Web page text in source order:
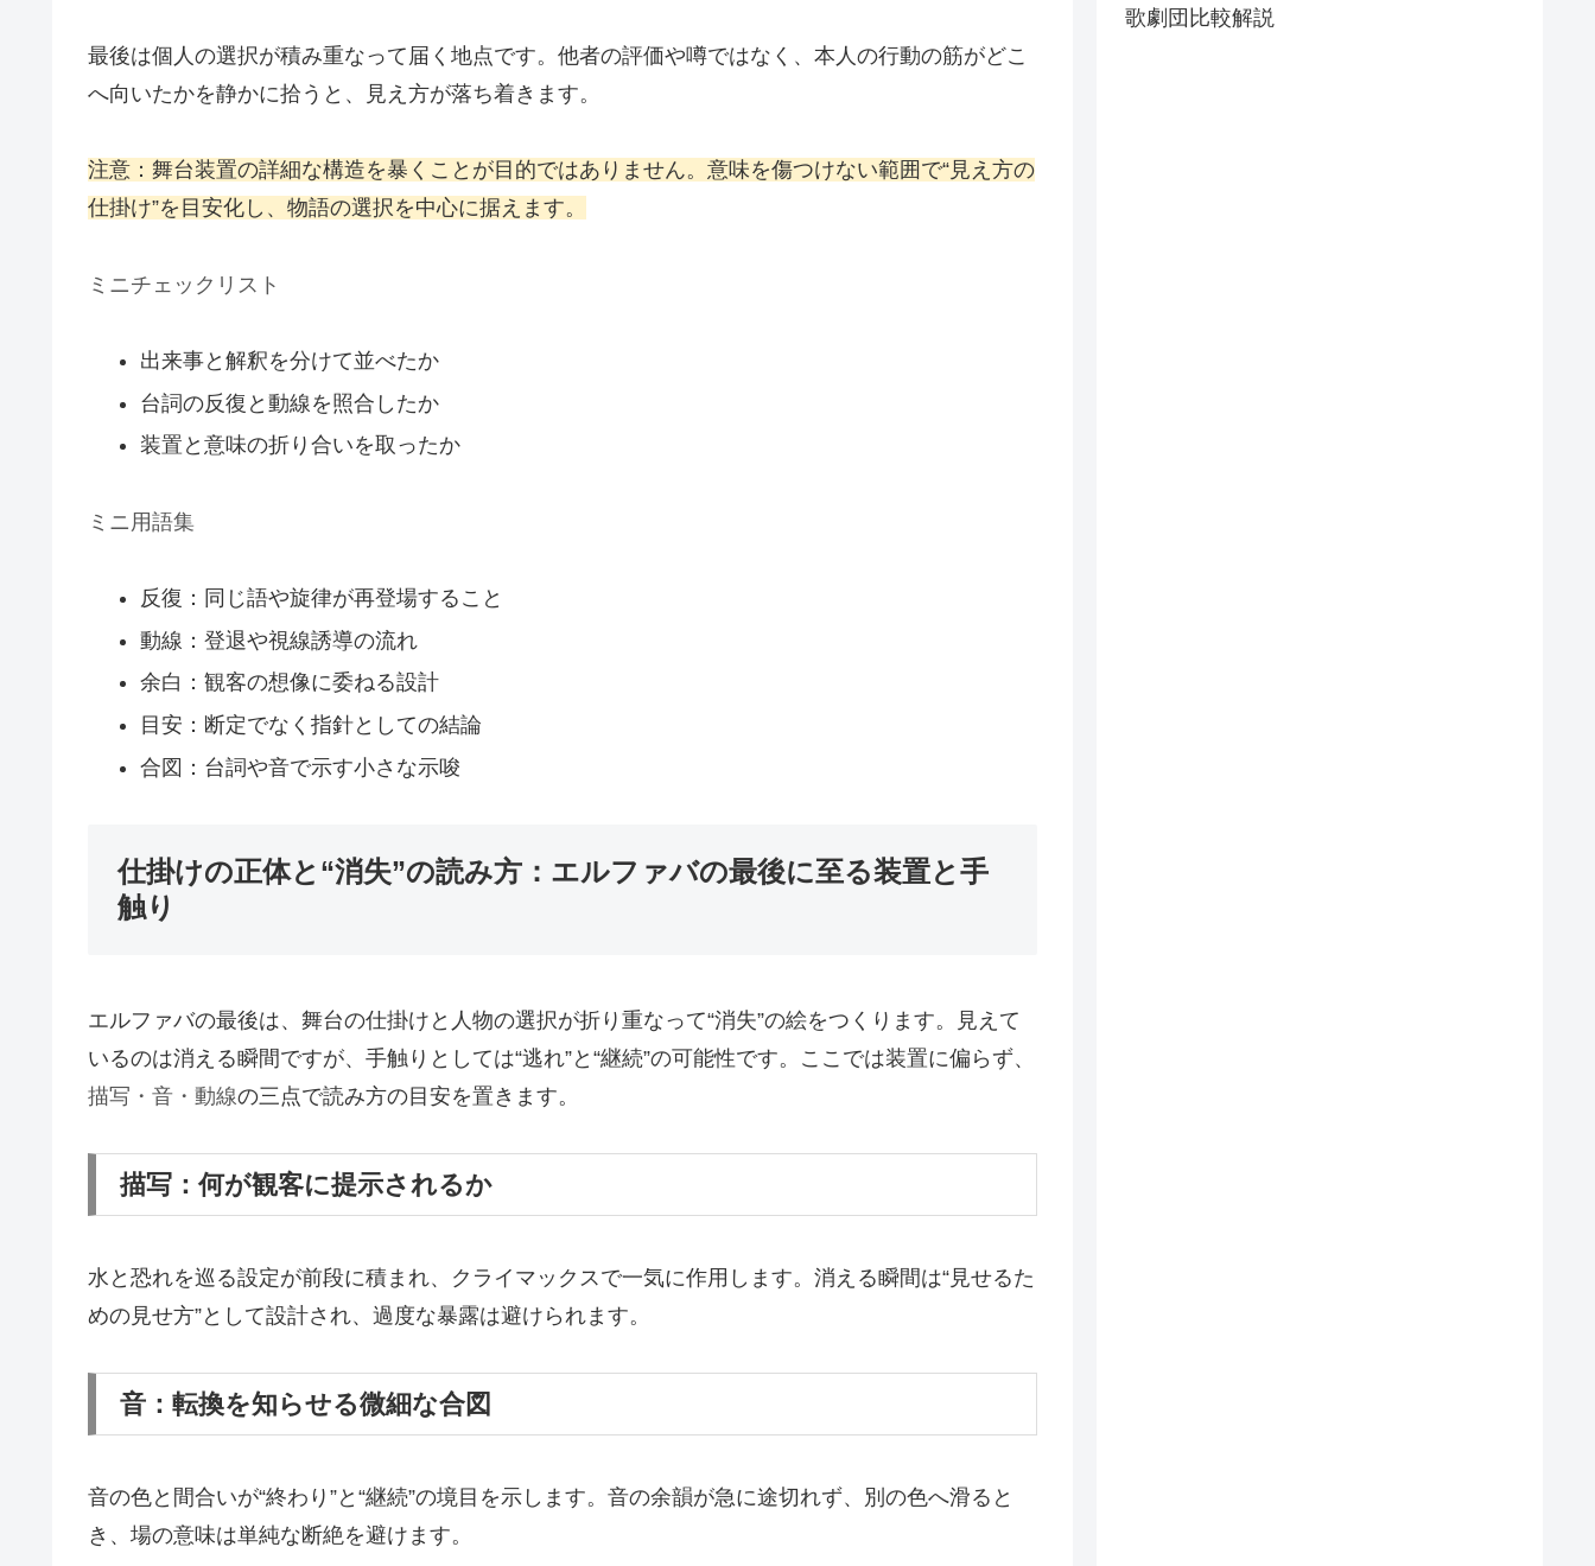
最後は個人の選択が積み重なって届く地点です。他者の評価や噂ではなく、本人の行動の筋がどこ
へ向いたかを静かに拾うと、見え方が落ち着きます。
注意：舞台装置の詳細な構造を暴くことが目的ではありません。意味を傷つけない範囲で“見え方の
仕掛け”を目安化し、物語の選択を中心に据えます。
ミニチェックリスト
出来事と解釈を分けて並べたか
台詞の反復と動線を照合したか
装置と意味の折り合いを取ったか
ミニ用語集
反復：同じ語や旋律が再登場すること
動線：登退や視線誘導の流れ
余白：観客の想像に委ねる設計
目安：断定でなく指針としての結論
合図：台詞や音で示す小さな示唆
仕掛けの正体と“消失”の読み方：エルファバの最後に至る装置と手
触り
エルファバの最後は、舞台の仕掛けと人物の選択が折り重なって“消失”の絵をつくります。見えて
いるのは消える瞬間ですが、手触りとしては“逃れ”と“継続”の可能性です。ここでは装置に偏らず、
描写・音・動線の三点で読み方の目安を置きます。
描写：何が観客に提示されるか
水と恐れを巡る設定が前段に積まれ、クライマックスで一気に作用します。消える瞬間は“見せるた
めの見せ方”として設計され、過度な暴露は避けられます。
音：転換を知らせる微細な合図
音の色と間合いが“終わり”と“継続”の境目を示します。音の余韻が急に途切れず、別の色へ滑ると
き、場の意味は単純な断絶を避けます。
歌劇団比較解説